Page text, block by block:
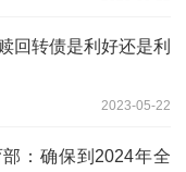
回转债是利好还是利
2023-05-22
：确保到2024年全